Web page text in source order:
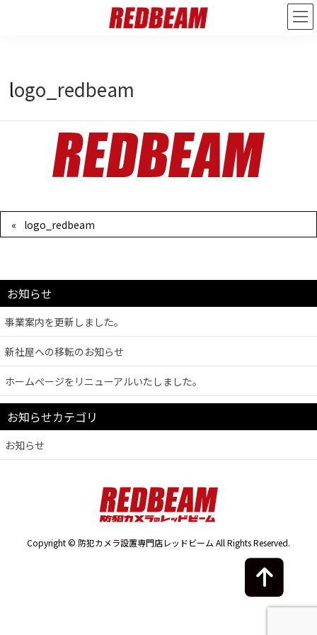
/ 最終更新日 :2025年9月16日
logo_redbeam
logo_redbeam
お知らせ
事業案内を更新しました。
新社屋への移転のお知らせ
ホームぺージをリニューアルいたしました。
お知らせカテゴリ
お知らせ
Copyright © 防犯カメラ設置専門店レッドビーム All Rights Reserved.